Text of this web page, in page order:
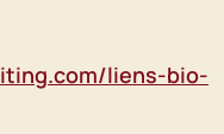
liens-bio-